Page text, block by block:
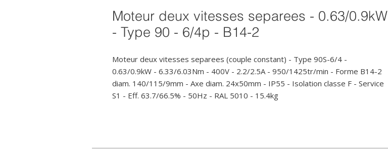
Moteur deux vitesses separees - 0.63/0.9kW
- Type 90 - 6/4p - B14-2
Moteur deux vitesses separees (couple constant) - Type 90S-6/4 -
0.63/0.9kW - 6.33/6.03Nm - 400V - 2.2/2.5A - 950/1425tr/min - Forme B14-2
diam. 140/115/9mm - Axe diam. 24x50mm - IP55 - Isolation classe F - Service
S1 - Eff. 63.7/66.5% - 50Hz - RAL 5010 - 15.4kg